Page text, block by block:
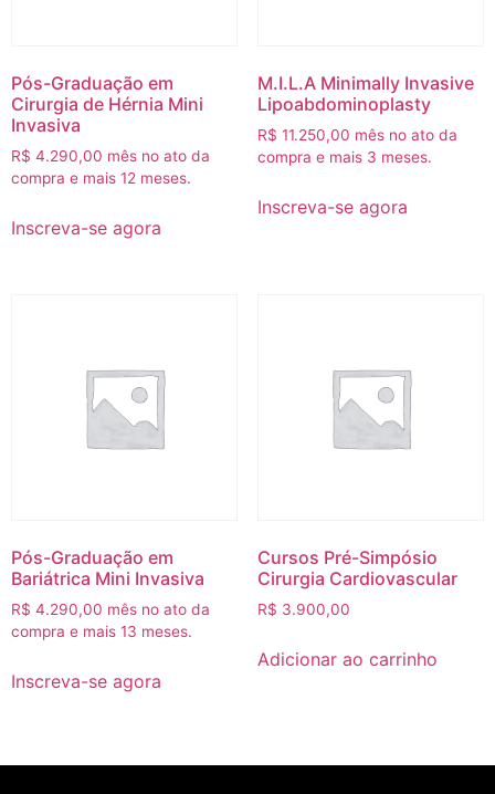
Pós-Graduação em
Cirurgia de Hérnia Mini
Invasiva
R$ 4.290,00 mês no ato da
compra e mais 12 meses.
Inscreva-se agora
M.I.L.A Minimally Invasive
Lipoabdominoplasty
R$ 11.250,00 mês no ato da
compra e mais 3 meses.
Inscreva-se agora
Pós-Graduação em
Bariátrica Mini Invasiva
R$ 4.290,00 mês no ato da
compra e mais 13 meses.
Inscreva-se agora
Cursos Pré-Simpósio
Cirurgia Cardiovascular
R$ 3.900,00
Adicionar ao carrinho